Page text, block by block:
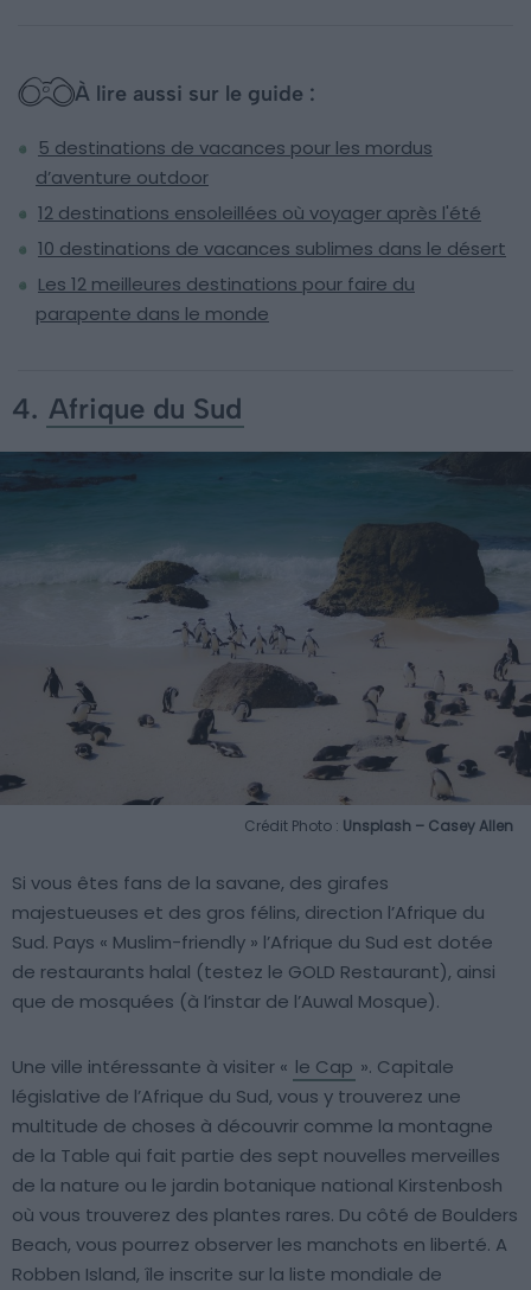
À lire aussi sur le guide :
5 destinations de vacances pour les mordus
d’aventure outdoor
12 destinations ensoleillées où voyager après l'été
10 destinations de vacances sublimes dans le désert
Les 12 meilleures destinations pour faire du
parapente dans le monde
4. Afrique du Sud
Crédit Photo : Unsplash – Casey Allen
Si vous êtes fans de la savane, des girafes
majestueuses et des gros félins, direction l’Afrique du
Sud. Pays « Muslim-friendly » l’Afrique du Sud est dotée
de restaurants halal (testez le GOLD Restaurant), ainsi
que de mosquées (à l’instar de l’Auwal Mosque).
Une ville intéressante à visiter « le Cap ». Capitale
législative de l’Afrique du Sud, vous y trouverez une
multitude de choses à découvrir comme la montagne
de la Table qui fait partie des sept nouvelles merveilles
de la nature ou le jardin botanique national Kirstenbosh
où vous trouverez des plantes rares. Du côté de Boulders
Beach, vous pourrez observer les manchots en liberté. A
Robben Island, île inscrite sur la liste mondiale de